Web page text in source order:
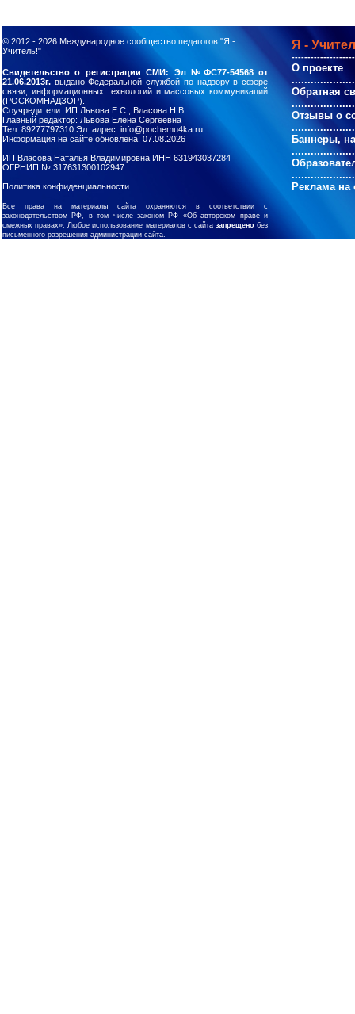
© 2012 - 2026 Международное сообщество педагогов "Я -
Учитель!"
Я -
О проекте
Обратная
Отзывы о
Баннеры,
Реклама на
Свидетельство о регистрации СМИ: Эл №ФС77-54568 от
21.06.2013г. выдано Федеральной службой по надзору в сфере
связи, информационных технологий и массовых коммуникаций
(РОСКОМНАДЗОР).
Соучредители: ИП Львова Е.С., Власова Н.В.
Главный редактор: Львова Елена Сергеевна
Тел. 89277797310 Эл. адрес: info@pochemu4ka.ru
Информация на сайте обновлена: 07.08.2026
ИП Власова Наталья Владимировна ИНН 631943037284
ОГРНИП № 317631300102947
Политика конфиденциальности
Все права на материалы сайта охраняются в соответствии с
законодательством РФ, в том числе законом РФ «Об авторском праве и
смежных правах». Любое использование материалов с сайта запрещенобез
письменного разрешения администрации сайта.